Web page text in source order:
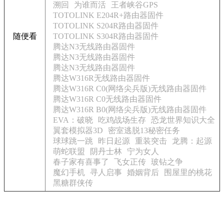
随便看
溯回
为谁而活
王者峡谷GPS
TOTOLINK E204R+路由器固件
TOTOLINK S204R路由器固件
TOTOLINK S304R路由器固件
腾达N3无线路由器固件
腾达N3无线路由器固件
腾达N3无线路由器固件
腾达W316R无线路由器固件
腾达W316R C0(网络尖兵版)无线路由器固件
腾达W316R C0无线路由器固件
腾达W316R B0(网络尖兵版)无线路由器固件
EVA：破晓
吃鸡战场生存 恐龙世界知识大全
翼套模拟器3D
密室逃脱13秘密任务
球球跳一跳
昨日起源 重装突击
龙腾：起源
萌蛇联盟
阴丹士林
宁为女人
春子家有喜事了
飞女正传 玻钻之争
魔幻手机 寻人启事 婚姻背后
围屋里的桃花
黑糖群侠传